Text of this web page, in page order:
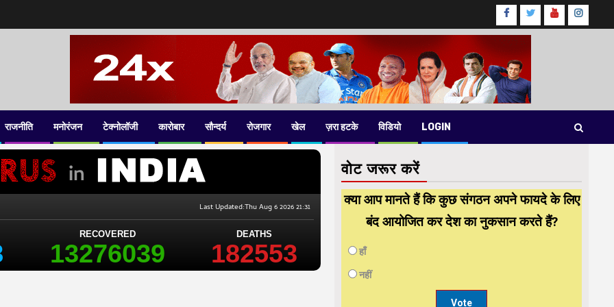
Facebook
TwitterYoutube
राजनीति मनोरंजन टेक्नोलॉजी कारोबार सौन्दर्य रोजगार खेल ज़रा हटके विडियो LOGIN
वोट जरूर करें
क्या आप मानते हैं कि कुछ संगठन अपने फायदे के लिए
बंद आयोजित कर देश का नुकसान करते हैं?
हाँ
नहीं